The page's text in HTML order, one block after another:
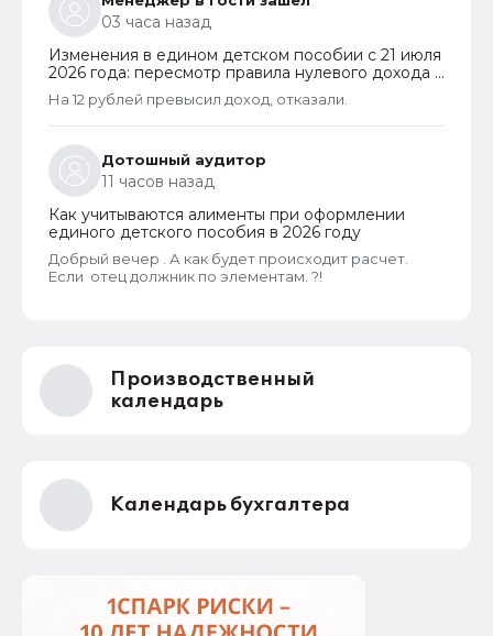
03 часа назад
Изменения в едином детском пособии с 21 июля
2026 года: пересмотр правила нулевого дохода и
новый порядок оформления пособий по месту
пребывания
На 12 рублей превысил доход, отказали.
Дотошный аудитор
11 часов назад
Как учитываются алименты при оформлении
единого детского пособия в 2026 году
Добрый вечер . А как будет происходит расчет.
Если отец должник по элементам. ?!
Производственный
календарь
Календарь бухгалтера